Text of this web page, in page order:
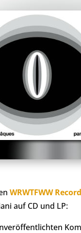
WRWTFWW
auf CD und LP: